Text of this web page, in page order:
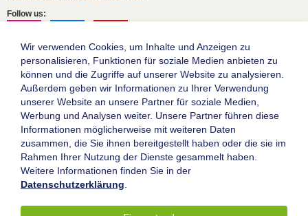
Follow us:
Die Goethe-Universität Frankfurt am Main
Impressum
Datenschutz
Barrierefreiheit
Wir verwenden Cookies, um Inhalte und Anzeigen zu
personalisieren, Funktionen für soziale Medien anbieten zu
können und die Zugriffe auf unserer Website zu analysieren.
Außerdem geben wir Informationen zu Ihrer Verwendung
unserer Website an unsere Partner für soziale Medien,
Werbung und Analysen weiter. Unsere Partner führen diese
Informationen möglicherweise mit weiteren Daten
zusammen, die Sie ihnen bereitgestellt haben oder die sie im
Rahmen Ihrer Nutzung der Dienste gesammelt haben.
Weitere Informationen finden Sie in der
Datenschutzerklärung